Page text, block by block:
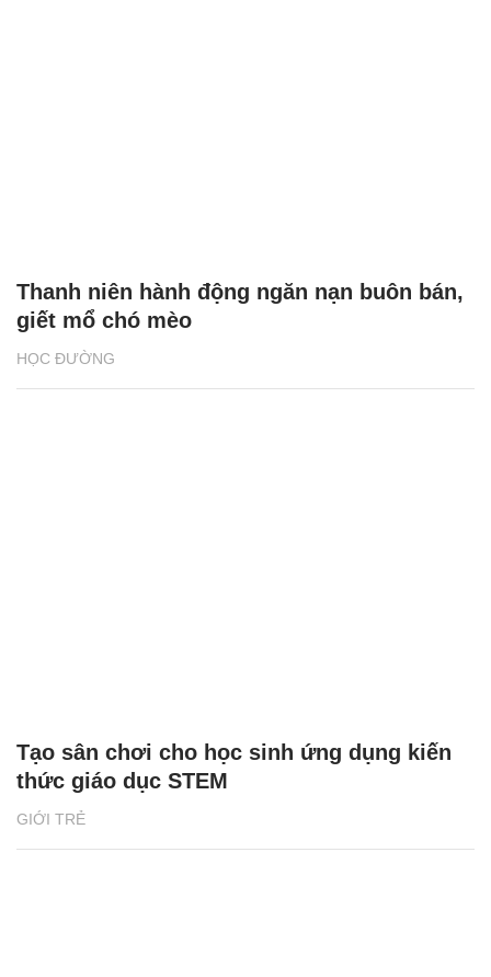
HỌC ĐƯỜNG
Thanh niên hành động ngăn nạn buôn bán,
giết mổ chó mèo
GIỚI TRẺ
Tạo sân chơi cho học sinh ứng dụng kiến
thức giáo dục STEM